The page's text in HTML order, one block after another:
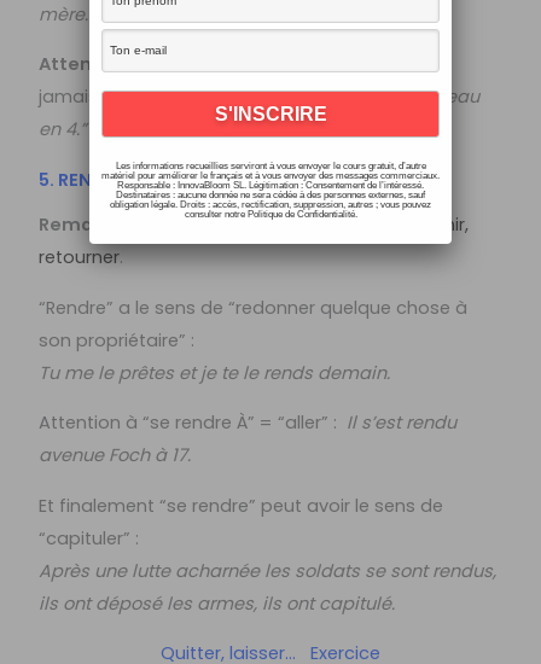
mère.
Attention
, pour les hispanophones, “partir” n’a
jamais le sens de “couper” ! :“Jecoupeun gâteau
en 4.” et non “Je *
pars un gâteau en 4.” !
5. RENDRE
Remarque :
voir aussi la vidéo derentrer, revenir,
retourner.
“Rendre” a le sens de “redonner quelque chose à
son propriétaire” :
Tu me le prêtes et je te le rends demain.
Attention à “se rendre À” = “aller” : Il s’est rendu
avenue Foch à 17.
Et finalement “se rendre” peut avoir le sens de
“capituler” :
Après une lutte acharnée les soldats se sont rendus,
ils ont déposé les armes, ils ont capitulé.
Quitter, laisser… Exercice
Les informations recueillies serviront à vous envoyer le cours gratuit, d’autre
matériel pour améliorer le français et à vous envoyer des messages commerciaux.
Responsable : InnovaBloom SL. Légitimation : Consentement de l’intéressé.
Destinataires : aucune donnée ne sera cédée à des personnes externes, sauf
obligation légale. Droits : accès, rectification, suppression, autres ; vous pouvez
consulter notre Politique de Confidentialité.